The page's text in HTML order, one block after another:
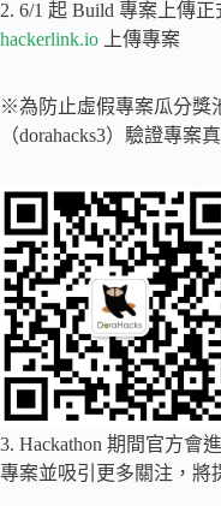
2. 6/1 起 Build 專案上傳
hackerlink.io 上傳專案
※為防止虛假專案瓜分獎
（dorahacks3）驗證專案
3. Hackathon 期間官方會
專案並吸引更多關注，將